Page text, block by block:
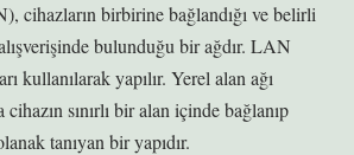
cihazların birbirine bağlandığı ve belirli
bulunduğu bir ağdır. LAN
kullanılarak yapılır. Yerel alan ağı
sınırlı bir alan içinde bağlanıp
tanıyan bir yapıdır.